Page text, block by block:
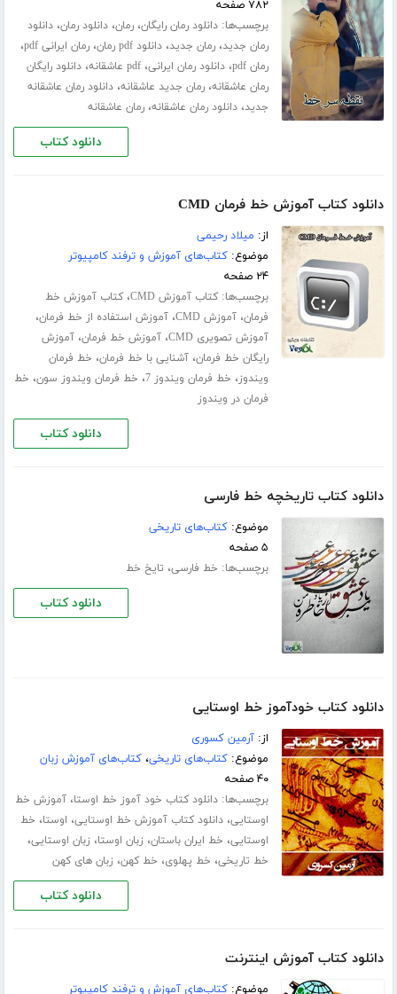
۷۸۲ صفحه
برچسب‌ها:دانلود رمان رایگان،رمان،دانلود رمان،دانلود
رمان جدید،رمان جدید،دانلود pdf رمان ،رمان ایرانی pdf ،
رمان pdf ،دانلود رمان ایرانی،pdf عاشقانه ،دانلود رایگان
رمان عاشقانه،رمان جدید عاشقانه،دانلود رمان عاشقانه
جدید،دانلود رمان عاشقانه،رمان عاشقانه
دانلود کتاب
دانلود کتاب آموزش خط فرمان CMD
از: میلاد رحیمی
موضوع:کتاب‌های آموزش و ترفند کامپیوتر
۲۴ صفحه
برچسب‌ها:کتاب آموزش CMD ،کتاب آموزش خط
فرمان،آموزش CMD ،آموزش استفاده از خط فرمان،
آموزش تصویری CMD ،آموزش خط فرمان،آموزش
رایگان خط فرمان،آشنایی با خط فرمان، خط فرمان
ویندوز، خط فرمان ویندوز 7 ، خط فرمان ویندوز سون، خط
فرمان در ویندوز
دانلود کتاب
دانلود کتاب تاریخچه خط فارسی
موضوع:کتاب‌های تاریخی
۵ صفحه
برچسب‌ها: خط فارسی، تایخ خط
دانلود کتاب
دانلود کتاب خودآموز خط اوستایی
از:آرمین کسوری
موضوع:کتاب‌های تاریخی،کتاب‌های آموزش زبان
۴۰ صفحه
برچسب‌ها:دانلود کتاب خود آموز خط اوستا،آموزش خط
اوستایی،دانلود کتاب آموزش خط اوستایی، اوستا، خط
اوستایی، خط ایران باستان، زبان اوستا، زبان اوستایی،
خط تاریخی، خط پهلوی، خط کهن، زبان های کهن
دانلود کتاب
دانلود کتاب آموزش اینترنت
موضوع:کتاب‌های آموزش و ترفند کامپیوتر